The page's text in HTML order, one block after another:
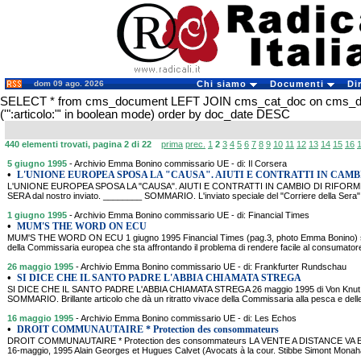
dom 09 ago. 2026 Chi siamo Documenti
SELECT * from cms_document LEFT JOIN cms_cat_doc on
('":articolo:"' in boolean mode) order by doc_date DESC
440 elementi trovati, pagina 2 di 22 prima prec. 1 2 3 4 5 6 7 8 9 10 11 12 13 14 15 16
5 giugno 1995 - Archivio Emma Bonino commissario UE - di: Il Corsera
• L'UNIONE EUROPEA SPOSA LA "CAUSA". AIUTI E CONTRATTI IN
L'UNIONE EUROPEA SPOSA LA "CAUSA". AIUTI E CONTRATTI IN CAMBIO DI
SERA dal nostro inviato. ________ SOMMARIO. L'inviato speciale del "Corriere della
1 giugno 1995 - Archivio Emma Bonino commissario UE - di: Financial Times
• MUM'S THE WORD ON ECU
MUM'S THE WORD ON ECU 1 giugno 1995 Financial Times (pag.3, photo Emma
della Commissaria europea che sta affrontando il problema di rendere facile al
26 maggio 1995 - Archivio Emma Bonino commissario UE - di: Frankfurter Rundschau
• SI DICE CHE IL SANTO PADRE L'ABBIA CHIAMATA STREGA
SI DICE CHE IL SANTO PADRE L'ABBIA CHIAMATA STREGA 26 maggio 1995 di Von
SOMMARIO. Brillante articolo che dà un ritratto vivace della Commissaria alla pesca e
16 maggio 1995 - Archivio Emma Bonino commissario UE - di: Les Echos
• DROIT COMMUNAUTAIRE * Protection des consommateurs
DROIT COMMUNAUTAIRE * Protection des consommateurs LA VENTE A DISTANCE
16-maggio, 1995 Alain Georges et Hugues Calvet (Avocats à la cour. Stibbe Simont